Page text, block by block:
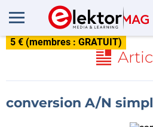
5 € (membres : GRATUIT)
conversion A/N